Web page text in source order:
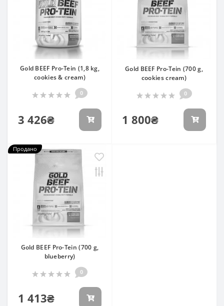
Gold BEEF Pro-Tein (1,8 kg,
cookies & cream)
0
3 426₴
Gold BEEF Pro-Tein (700 g,
cookies cream)
0
1 800₴
Продано
Gold BEEF Pro-Tein (700 g,
blueberry)
0
1 413₴